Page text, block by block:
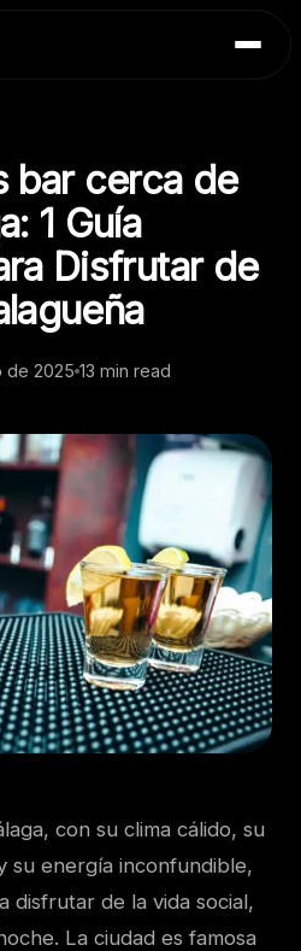
bar cerca de
1 Guía
Disfrutar de
de 2025 13 min read
con su clima cálido, su
su energía inconfundible,
disfrutar de la vida social,
La ciudad es famosa